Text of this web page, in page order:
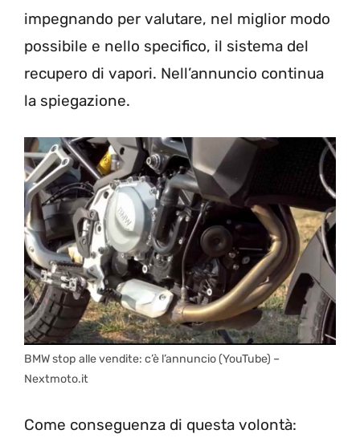
impegnando per valutare, nel miglior modo
possibile e nello specifico, il sistema del
recupero di vapori. Nell’annuncio continua
la spiegazione.
BMW stop alle vendite: c’è l’annuncio (YouTube) –
Nextmoto.it
Come conseguenza di questa volontà: